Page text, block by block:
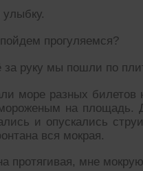
прогуляемся?
за руку мы пошли по
море разных билетов
на площадь.
и опускались
вся мокрая.
протягивая, мне